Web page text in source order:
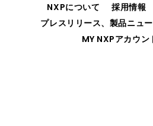
NXPについて 採用情報
プレスリリース、製品ニュ
MY NXPアカウン